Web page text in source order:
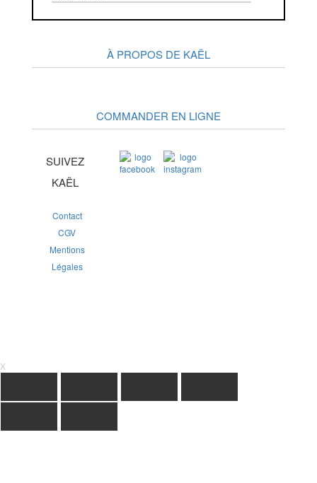
COMMANDER EN LIGNE
À PROPOS DE KAËL
Contact
CGV
Mentions
Légales
SUIVEZ
KAËL
X